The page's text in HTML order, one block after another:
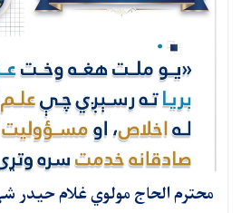
محترم الحاج مولوي غلام حیدر